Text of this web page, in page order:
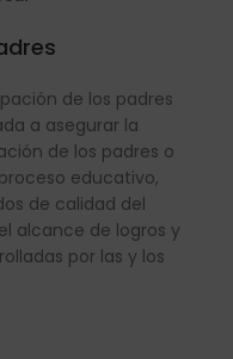
de los padres
a asegurar la
de los padres o
educativo,
de calidad del
alcance de logros y
por las y los